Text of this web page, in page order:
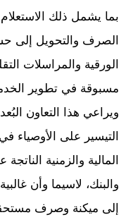
بما يشمل ذلك
الصرف والتحويل إلى
الورقية والمراسلات
مسبوقة في تطوير
ويراعي هذا التعاون
التيسير على الأوصياء
المالية والزمنية
والبنك، لاسيما وأن
إلى ميكنة وصرف